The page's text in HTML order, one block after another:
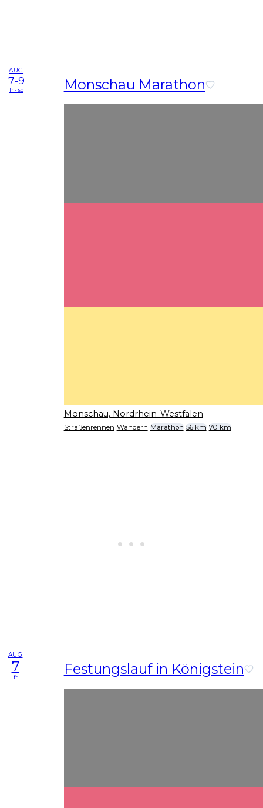
AUG
7-9
fr - so Monschau Marathon
Monschau, Nordrhein-Westfalen
Straßenrennen Wandern Marathon 56 km 70 km
AUG
7
fr Festungslauf in Königstein